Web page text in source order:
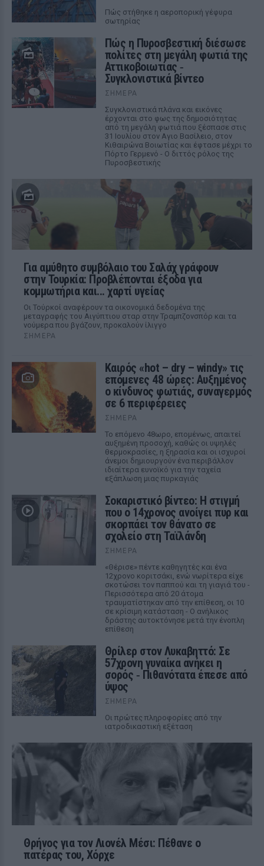
Πώς στήθηκε η αεροπορική γέφυρα
σωτηρίας
Πώς η Πυροσβεστική διέσωσε
πολίτες στη μεγάλη φωτιά της
Αττικοβοιωτίας ‑
Συγκλονιστικά βίντεο
ΣΉΜΕΡΑ
Συγκλονιστικά πλάνα και εικόνες
έρχονται στο φως της δημοσιότητας
από τη μεγάλη φωτιά που ξέσπασε στις
31 Ιουλίου στον Αγιο Βασίλειο, στον
Κιθαιρώνα Βοιωτίας και έφτασε μέχρι το
Πόρτο Γερμενό - Ο διττός ρόλος της
Πυροσβεστικής
Για αμύθητο συμβόλαιο του Σαλάχ γράφουν
στην Τουρκία: Προβλέπονται έξοδα για
κομμωτήρια και... χαρτί υγείας
Οι Τούρκοί αναφέρουν τα οικονομικά δεδομένα της
μεταγραφής του Αιγύπτιου σταρ στην Τραμπζονσπόρ και τα
νούμερα που βγάζουν, προκαλούν ίλιγγο
ΣΉΜΕΡΑ
Καιρός «hot – dry – windy» τις
επόμενες 48 ώρες: Αυξημένος
ο κίνδυνος φωτιάς, συναγερμός
σε 6 περιφέρειες
ΣΉΜΕΡΑ
Το επόμενο 48ωρο, επομένως, απαιτεί
αυξημένη προσοχή, καθώς οι υψηλές
θερμοκρασίες, η ξηρασία και οι ισχυροί
άνεμοι δημιουργούν ένα περιβάλλον
ιδιαίτερα ευνοϊκό για την ταχεία
εξάπλωση μιας πυρκαγιάς
Σοκαριστικό βίντεο: Η στιγμή
που ο 14χρονος ανοίγει πυρ και
σκορπάει τον θάνατο σε
σχολείο στη Ταϊλάνδη
ΣΉΜΕΡΑ
«Θέρισε» πέντε καθηγητές και ένα
12χρονο κοριτσάκι, ενώ νωρίτερα είχε
σκοτώσει τον παππού και τη γιαγιά του -
Περισσότερα από 20 άτομα
τραυματίστηκαν από την επίθεση, οι 10
σε κρίσιμη κατάσταση - Ο ανήλικος
δράστης αυτοκτόνησε μετά την ένοπλη
επίθεση
Θρίλερ στον Λυκαβηττό: Σε
57χρονη γυναίκα ανήκει η
σορός ‑ Πιθανότατα έπεσε από
ύψος
ΣΉΜΕΡΑ
Οι πρώτες πληροφορίες από την
ιατροδικαστική εξέταση
Θρήνος για τον Λιονέλ Μέσι: Πέθανε ο
πατέρας του, Χόρχε